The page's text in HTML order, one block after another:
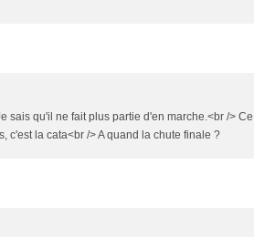
sais qu'il ne fait plus partie d'en marche.<br /> Ce
c'est la cata<br /> A quand la chute finale ?